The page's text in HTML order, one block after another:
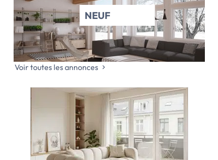
NEUF
Voir toutes les annonces